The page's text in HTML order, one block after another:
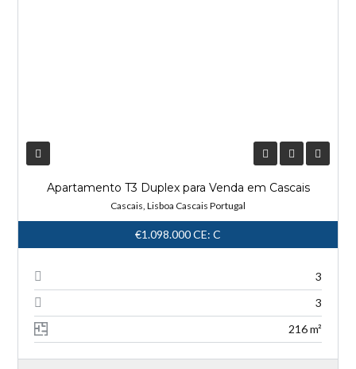
Apartamento T3 Duplex para Venda em Cascais
Cascais, Lisboa Cascais Portugal
€1.098.000CE: C
3
3
216 m²